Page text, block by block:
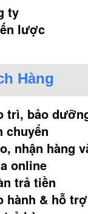
ty
lược
Hàng
trì, bảo
chuyển
nhận hàng
online
trả tiền
hành & hỗ trợ